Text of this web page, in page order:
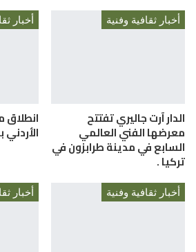
أخبار ثقافية وفنية
الدار آرت جاليري تفتتح
معرضها الفني العالمي
السابع في مدينة طرابزون في
تركيا .
أخبار
الأردني
أخبار ثقافية وفنية أخبار